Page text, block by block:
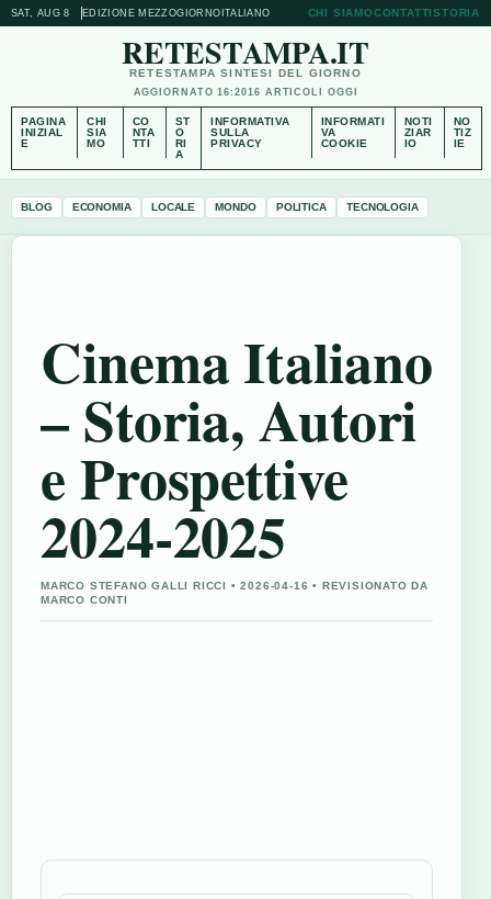
SAT, AUG 8 EDIZIONE MEZZOGIORNO ITALIANO CHI SIAMOCONTATTISTORIA
RETESTAMPA.IT
RETESTAMPA SINTESI DEL GIORNO
AGGIORNATO 16:2016 ARTICOLI OGGI
PAGINA
INIZIAL
E
CHI
SIA
MO
CO
NTA
TTI
ST
O
RI
A
INFORMATIVA
SULLA
PRIVACY
INFORMATI
VA
COOKIE
NOTI
ZIAR
IO
NO
TIZ
IE
BLOG ECONOMIA LOCALE MONDO POLITICA TECNOLOGIA
Cinema Italiano
– Storia, Autori
e Prospettive
2024-2025
MARCO STEFANO GALLI RICCI • 2026-04-16 • REVISIONATO DA
MARCO CONTI